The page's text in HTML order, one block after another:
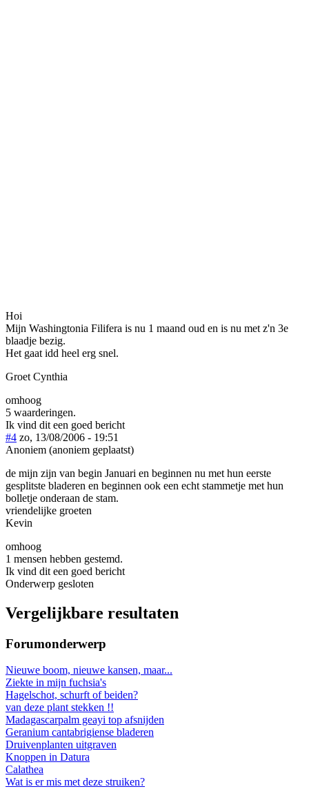
Hoi
Mijn Washingtonia Filifera is nu 1 maand oud en is nu met z'n 3e
blaadje bezig.
Het gaat idd heel erg snel.
Groet Cynthia
omhoog
5 waarderingen.
Ik vind dit een goed bericht
#4 zo, 13/08/2006 - 19:51
Anoniem (anoniem geplaatst)
de mijn zijn van begin Januari en beginnen nu met hun eerste
gesplitste bladeren en beginnen ook een echt stammetje met hun
bolletje onderaan de stam.
vriendelijke groeten
Kevin
omhoog
1 mensen hebben gestemd.
Ik vind dit een goed bericht
Onderwerp gesloten
Vergelijkbare resultaten
Forumonderwerp
Nieuwe boom, nieuwe kansen, maar...
Ziekte in mijn fuchsia's
Hagelschot, schurft of beiden?
van deze plant stekken !!
Madagascarpalm geayi top afsnijden
Geranium cantabrigiense bladeren
Druivenplanten uitgraven
Knoppen in Datura
Calathea
Wat is er mis met deze struiken?